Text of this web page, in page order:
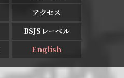
アクセス
BSJSレーベル
English